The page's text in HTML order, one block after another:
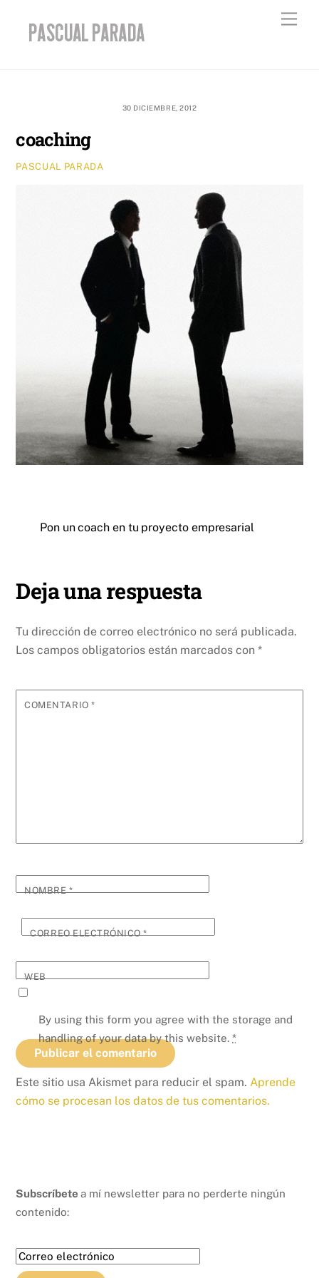
content
30 DICIEMBRE, 2012
coaching
PASCUAL PARADA
Pon un coach en tu proyecto empresarial
Deja una respuesta
Tu dirección de correo electrónico no será publicada.
Los campos obligatorios están marcados con*
COMENTARIO*
NOMBRE*
CORREO ELECTRÓNICO*
WEB
By using this form you agree with the storage and
handling of your data by this website.*
Este sitio usa Akismet para reducir el spam. Aprende
cómo se procesan los datos de tus comentarios.
Subscríbete a mí newsletter para no perderte ningún
contenido: